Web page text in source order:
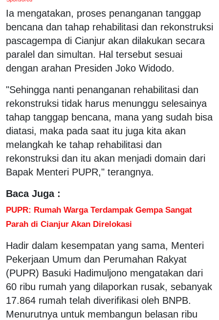
Ia mengatakan, proses penanganan tanggap
bencana dan tahap rehabilitasi dan rekonstruksi
pascagempa di Cianjur akan dilakukan secara
paralel dan simultan. Hal tersebut sesuai
dengan arahan Presiden Joko Widodo.
"Sehingga nanti penanganan rehabilitasi dan
rekonstruksi tidak harus menunggu selesainya
tahap tanggap bencana, mana yang sudah bisa
diatasi, maka pada saat itu juga kita akan
melangkah ke tahap rehabilitasi dan
rekonstruksi dan itu akan menjadi domain dari
Bapak Menteri PUPR," terangnya.
Baca Juga :
PUPR: Rumah Warga Terdampak Gempa Sangat
Parah di Cianjur Akan Direlokasi
Hadir dalam kesempatan yang sama, Menteri
Pekerjaan Umum dan Perumahan Rakyat
(PUPR) Basuki Hadimuljono mengatakan dari
60 ribu rumah yang dilaporkan rusak, sebanyak
17.864 rumah telah diverifikasi oleh BNPB.
Menurutnya untuk membangun belasan ribu